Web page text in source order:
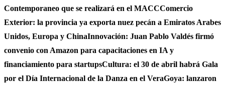
Contemporaneo que se realizará en el MACCComercio
Exterior: la provincia ya exporta nuez pecán a Emiratos Arabes
Unidos, Europa y ChinaInnovación: Juan Pablo Valdés firmó
convenio con Amazon para capacitaciones en IA y
financiamiento para startupsCultura: el 30 de abril habrá Gala
por el Día Internacional de la Danza en el VeraGoya: lanzaron